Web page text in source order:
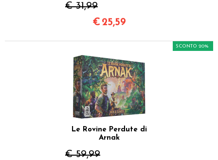
€ 31,99
€ 25,59
Le Rovine Perdute di
Arnak
€ 59,99
SCONTO 20%